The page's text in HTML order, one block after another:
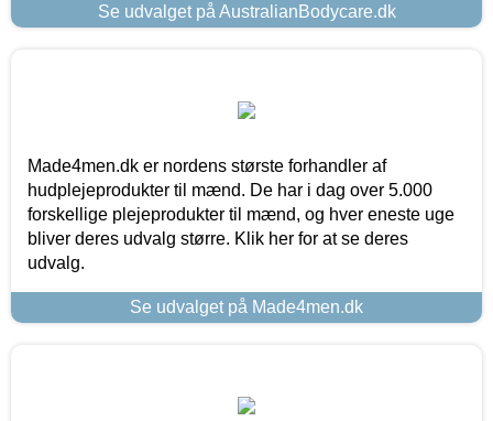
Se udvalget på AustralianBodycare.dk
Made4men.dk er nordens største forhandler af
hudplejeprodukter til mænd. De har i dag over 5.000
forskellige plejeprodukter til mænd, og hver eneste uge
bliver deres udvalg større. Klik her for at se deres
udvalg.
Se udvalget på Made4men.dk